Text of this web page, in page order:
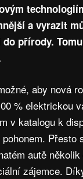
a vyrazit
přírody.
aby nová
% elektrickou
v katalogu k
Přesto
autě
zájemce.